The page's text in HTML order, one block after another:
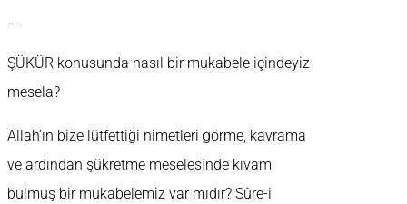
…
ŞÜKÜR konusunda nasıl bir mukabele içindeyiz
mesela?
Allah’ın bize lütfettiği nimetleri görme, kavrama
ve ardından şükretme meselesinde kıvam
bulmuş bir mukabelemiz var mıdır? Sûre-i